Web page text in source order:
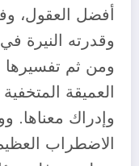
أفضل العقول،
وقدرته النيرة
ومن ثم تفسيرها
العميقة
وإدراك معناها.
الاضطراب